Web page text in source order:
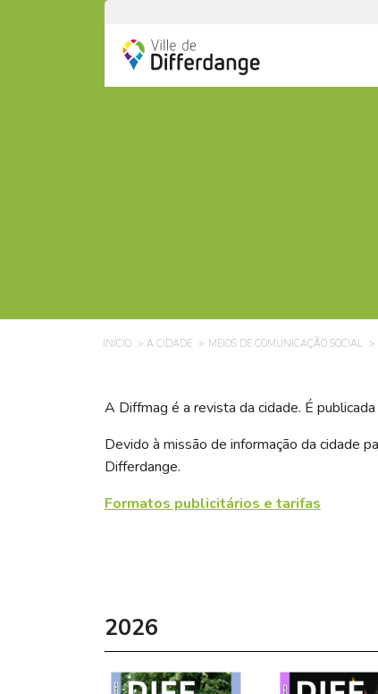
INÍCIO A CIDADE MEIOS DE COMUNICAÇÃO SOCIAL
A Diffmag é a revista da cidade. É
Devido à missão de informação da cidade
Differdange.
Formatos publicitários e tarifas
2026